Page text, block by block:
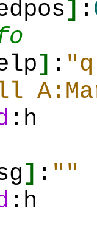
] :
] :
:h
] : ""
:h